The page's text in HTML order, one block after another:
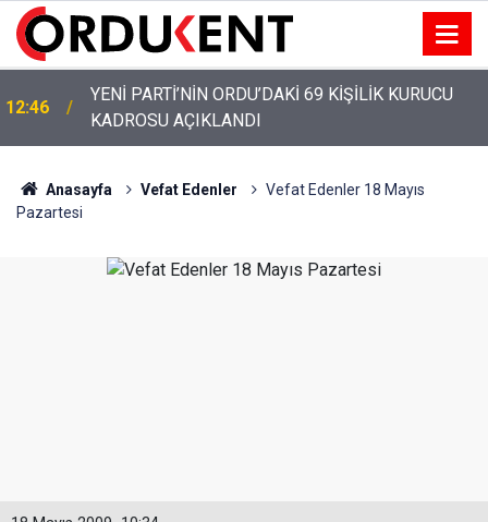
12:46
YENİ PARTİ’NİN ORDU’DAKİ 69 KİŞİLİK KURUCU
KADROSU AÇIKLANDI
Anasayfa Vefat Edenler
Vefat Edenler 18 Mayıs
Pazartesi